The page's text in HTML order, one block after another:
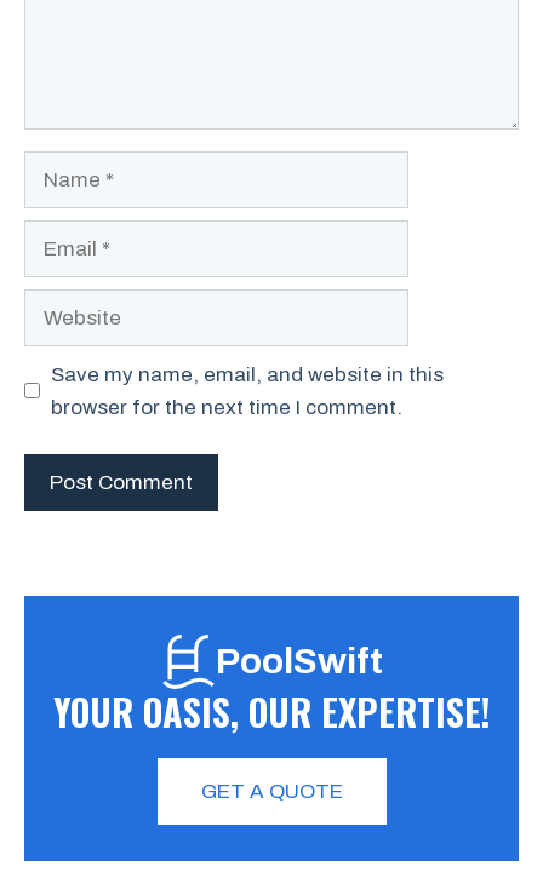
Save my name, email, and website in this
browser for the next time I comment.
PoolSwift
YOUR OASIS, OUR EXPERTISE!
GET A QUOTE